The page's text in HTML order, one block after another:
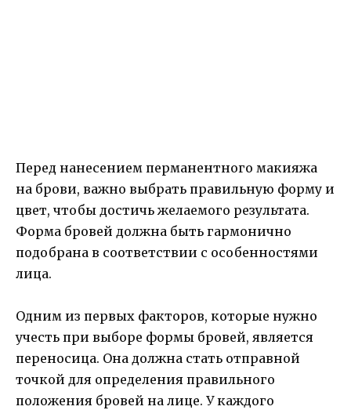
Перед нанесением перманентного макияжа
на брови, важно выбрать правильную форму и
цвет, чтобы достичь желаемого результата.
Форма бровей должна быть гармонично
подобрана в соответствии с особенностями
лица.
Одним из первых факторов, которые нужно
учесть при выборе формы бровей, является
переносица. Она должна стать отправной
точкой для определения правильного
положения бровей на лице. У каждого